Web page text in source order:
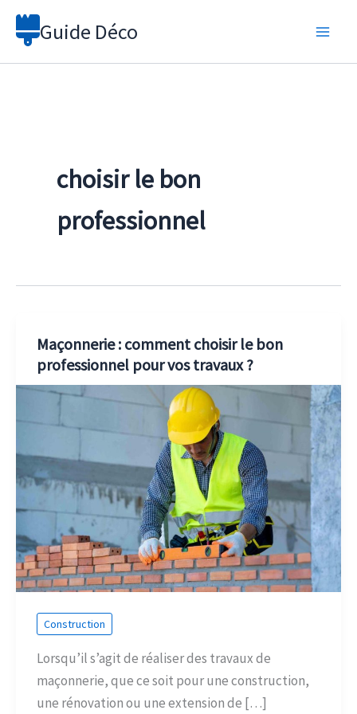
Aller
Guide Déco
choisir le bon
professionnel
Maçonnerie : comment choisir le bon
professionnel pour vos travaux ?
Construction
Lorsqu’il s’agit de réaliser des travaux de
maçonnerie, que ce soit pour une construction,
une rénovation ou une extension de […]